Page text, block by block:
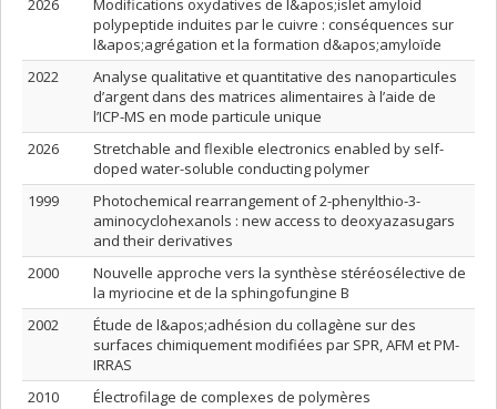
2026
Modifications oxydatives de l&apos;islet amyloid
polypeptide induites par le cuivre : conséquences sur
l&apos;agrégation et la formation d&apos;amyloïde
2022
Analyse qualitative et quantitative des nanoparticules
d’argent dans des matrices alimentaires à l’aide de
l’ICP-MS en mode particule unique
2026
Stretchable and flexible electronics enabled by self-
doped water-soluble conducting polymer
1999
Photochemical rearrangement of 2-phenylthio-3-
aminocyclohexanols : new access to deoxyazasugars
and their derivatives
2000
Nouvelle approche vers la synthèse stéréosélective de
la myriocine et de la sphingofungine B
2002
Étude de l&apos;adhésion du collagène sur des
surfaces chimiquement modifiées par SPR, AFM et PM-
IRRAS
2010
Électrofilage de complexes de polymères